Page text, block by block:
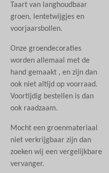
Taart van langhoudbaar
groen, lentetwijgjes en
voorjaarsbollen.
Onze groendecoraties
worden allemaal met de
hand gemaakt , en zijn dan
ook niet altijd op voorraad.
Voortijdig bestellen is dan
ook raadzaam.
Mocht een groenmateriaal
niet verkrijgbaar zijn dan
zoeken wij een vergelijkbare
vervanger.